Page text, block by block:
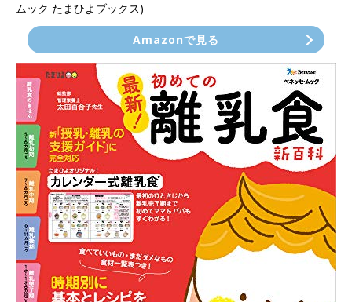
ムック たまひよブックス)
Amazonで見る